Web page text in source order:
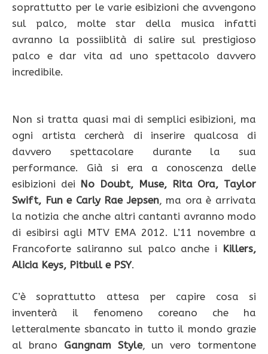
soprattutto per le varie esibizioni che avvengono
sul palco, molte star della musica infatti
avranno la possiiblità di salire sul prestigioso
palco e dar vita ad uno spettacolo davvero
incredibile.
Non si tratta quasi mai di semplici esibizioni, ma
ogni artista cercherà di inserire qualcosa di
davvero spettacolare durante la sua
performance. Già si era a conoscenza delle
esibizioni dei No Doubt, Muse, Rita Ora, Taylor
Swift, Fun e Carly Rae Jepsen, ma ora è arrivata
la notizia che anche altri cantanti avranno modo
di esibirsi agli MTV EMA 2012. L’11 novembre a
Francoforte saliranno sul palco anche i Killers,
Alicia Keys, Pitbull e PSY.
C’è soprattutto attesa per capire cosa si
inventerà il fenomeno coreano che ha
letteralmente sbancato in tutto il mondo grazie
al brano Gangnam Style, un vero tormentone